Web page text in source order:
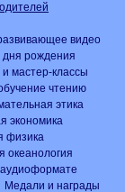
видео
рождения
мастер-классы
чтению
этика
экономика
физика
океанология
аудиоформате
Медали и награды